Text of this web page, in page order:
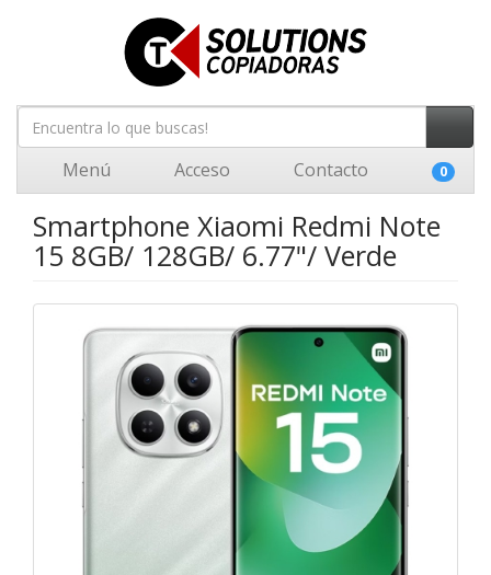
Menú Acceso Contacto 0
Smartphone Xiaomi Redmi Note
15 8GB/ 128GB/ 6.77"/ Verde